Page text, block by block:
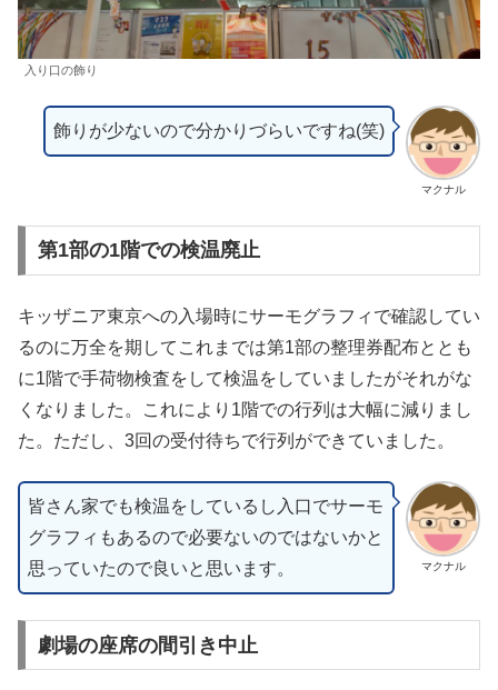
入り口の飾り
マクナル
飾りが少ないので分かりづらいですね(笑)
第1部の1階での検温廃止
キッザニア東京への入場時にサーモグラフィで確認してい
るのに万全を期してこれまでは第1部の整理券配布ととも
に1階で手荷物検査をして検温をしていましたがそれがな
くなりました。これにより1階での行列は大幅に減りまし
た。ただし、3回の受付待ちで行列ができていました。
マクナル
皆さん家でも検温をしているし入口でサーモ
グラフィもあるので必要ないのではないかと
思っていたので良いと思います。
劇場の座席の間引き中止